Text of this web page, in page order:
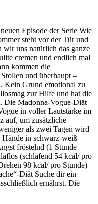
Episode der Serie Wie
steht vor der Tür und
uns natürlich das ganze
cremen und endlich mal
kommen die
und überhaupt –
Kein Grund emotional zu
zur Hilfe und hat die
Die Madonna-Vogue-Diät
in voller Lautstärke im
auf, um zusätzliche
als zwei Tagen wird
Hände in schwarz-weiß
fröstelnd (1 Stunde
(schlafend 54 kcal/ pro
98 kcal/ pro Stunde)
Diät Suche dir ein
ernährst. Die